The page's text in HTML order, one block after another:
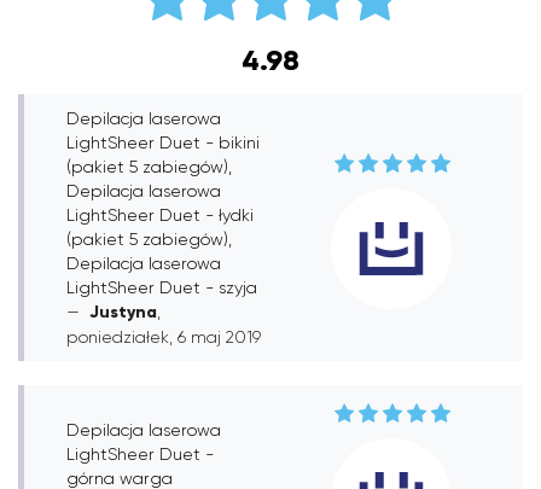
4.98
Depilacja laserowa
LightSheer Duet - bikini
(pakiet 5 zabiegów),
Depilacja laserowa
LightSheer Duet - łydki
(pakiet 5 zabiegów),
Depilacja laserowa
LightSheer Duet - szyja
Justyna
poniedziałek, 6 maj 2019
Depilacja laserowa
LightSheer Duet -
górna warga